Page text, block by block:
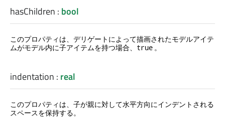
hasChildren : bool
このプロパティは、デリゲートによって描画されたモデルアイテ
ムがモデル内に子アイテムを持つ場合、 true 。
indentation : real
このプロパティは、子が親に対して水平方向にインデントされる
スペースを保持する。